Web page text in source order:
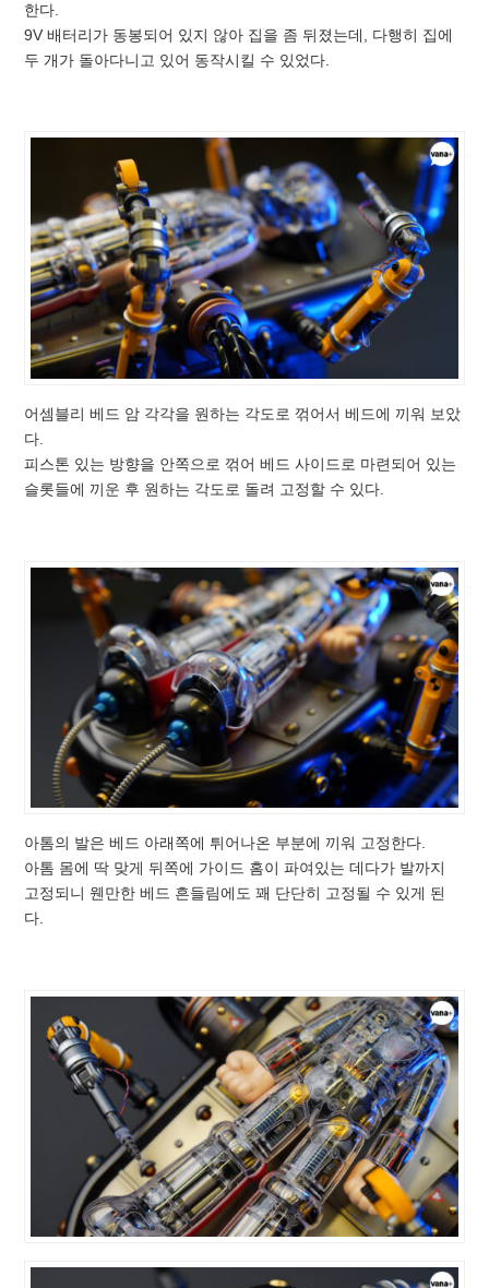
한다.
9V 배터리가 동봉되어 있지 않아 집을 좀 뒤졌는데, 다행히 집에
두 개가 돌아다니고 있어 동작시킬 수 있었다.
어셈블리 베드 암 각각을 원하는 각도로 꺾어서 베드에 끼워 보았
다.
피스톤 있는 방향을 안쪽으로 꺾어 베드 사이드로 마련되어 있는
슬롯들에 끼운 후 원하는 각도로 돌려 고정할 수 있다.
아톰의 발은 베드 아래쪽에 튀어나온 부분에 끼워 고정한다.
아톰 몸에 딱 맞게 뒤쪽에 가이드 홈이 파여있는 데다가 발까지
고정되니 웬만한 베드 흔들림에도 꽤 단단히 고정될 수 있게 된
다.